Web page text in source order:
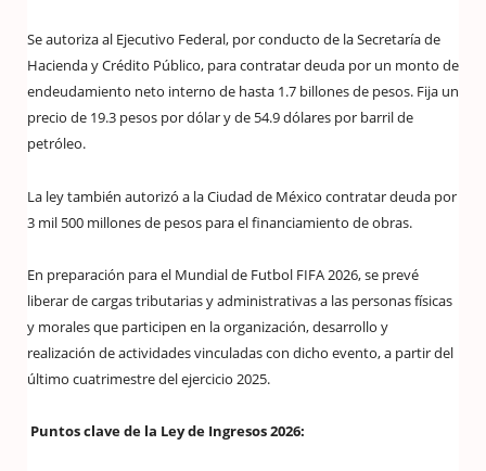
Se autoriza al Ejecutivo Federal, por conducto de la Secretaría de
Hacienda y Crédito Público, para contratar deuda por un monto de
endeudamiento neto interno de hasta 1.7 billones de pesos. Fija un
precio de 19.3 pesos por dólar y de 54.9 dólares por barril de
petróleo.
La ley también autorizó a la Ciudad de México contratar deuda por
3 mil 500 millones de pesos para el financiamiento de obras.
En preparación para el Mundial de Futbol FIFA 2026, se prevé
liberar de cargas tributarias y administrativas a las personas físicas
y morales que participen en la organización, desarrollo y
realización de actividades vinculadas con dicho evento, a partir del
último cuatrimestre del ejercicio 2025.
Puntos clave de la Ley de Ingresos 2026: